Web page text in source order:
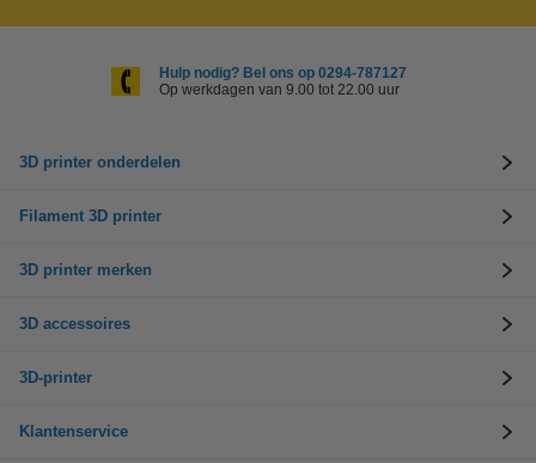
Hulp nodig? Bel ons op 0294-787127
Op werkdagen van 9.00 tot 22.00 uur
3D printer onderdelen
Filament 3D printer
3D printer merken
3D accessoires
3D-printer
Klantenservice